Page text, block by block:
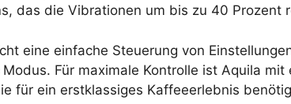
das die Vibrationen um bis zu 40 Prozent
eine einfache Steuerung von
Für maximale Kontrolle ist Aquila
für ein erstklassiges Kaffeeerlebnis